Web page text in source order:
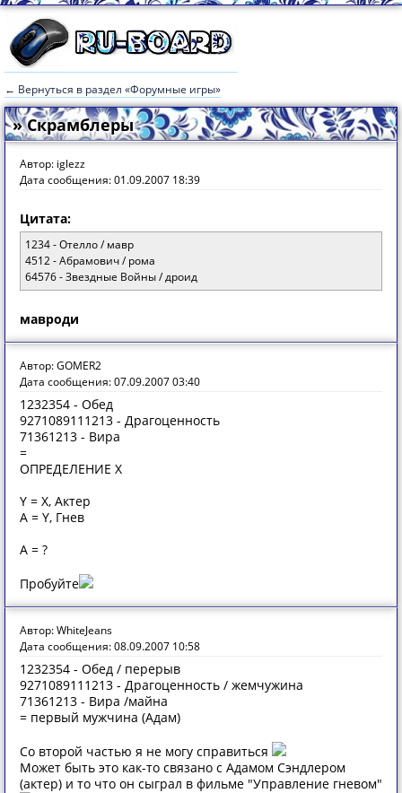
← Вернуться в раздел «Форумные игры»
» Скрамблеры
Автор: iglezz
Дата сообщения: 01.09.2007 18:39
Цитата:
1234 - Отелло / мавр
4512 - Абрамович / рома
64576 - Звездные Войны / дроид
мавроди
Автор: GOMER2
Дата сообщения: 07.09.2007 03:40
1232354 - Обед
9271089111213 - Драгоценность
71361213 - Вира
=
ОПРЕДЕЛЕНИЕ X
Y = X, Актер
A = Y, Гнев
A = ?
Пробуйте
Автор: WhiteJeans
Дата сообщения: 08.09.2007 10:58
1232354 - Обед / перерыв
9271089111213 - Драгоценность / жемчужина
71361213 - Вира /майна
= первый мужчина (Адам)
Со второй частью я не могу справиться
Может быть это как-то связано с Адамом Сэндлером
(актер) и то что он сыграл в фильме "Управление гневом"